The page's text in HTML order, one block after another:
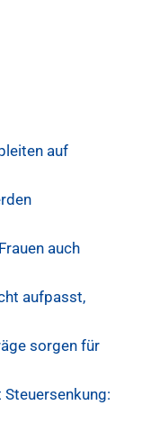
auf
auch
aufpasst,
sorgen für